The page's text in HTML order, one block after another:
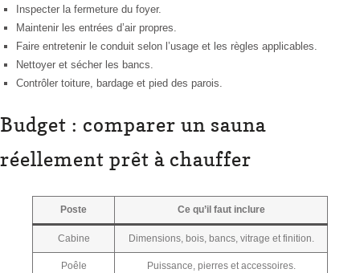
Inspecter la fermeture du foyer.
Maintenir les entrées d’air propres.
Faire entretenir le conduit selon l’usage et les règles applicables.
Nettoyer et sécher les bancs.
Contrôler toiture, bardage et pied des parois.
Budget : comparer un sauna
réellement prêt à chauffer
Poste Ce qu’il faut inclure
Cabine Dimensions, bois, bancs, vitrage et finition.
Poêle Puissance, pierres et accessoires.